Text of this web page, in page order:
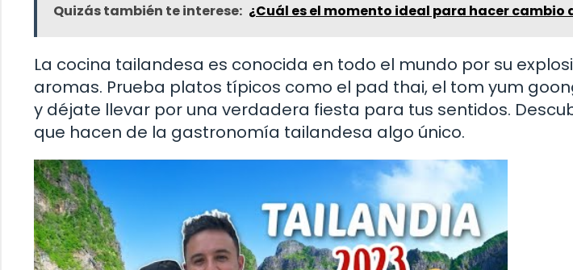
Quizás también te interese: ¿Cuál es el momento ideal para hacer cambio
La cocina tailandesa es conocida en todo el mundo por su
aromas. Prueba platos típicos como el pad thai, el tom yum
y déjate llevar por una verdadera fiesta para tus sentidos.
que hacen de la gastronomía tailandesa algo único.